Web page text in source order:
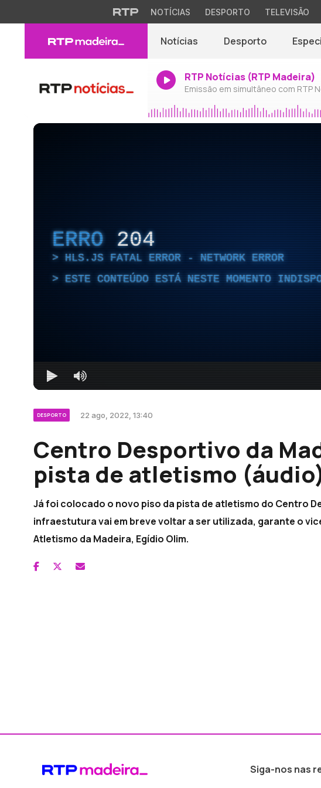
NOTÍCIAS DESPORTO TELEVISÃO
Notícias Desporto
RTP Notícias (RTP Madeira)
Emissão em simultâneo com RTP
ERRO 204
HLS.JS FATAL ERROR - NETWORK ERROR
ESTE CONTEÚDO ESTÁ NESTE MOMENTO
DESPORTO 22 ago, 2022, 13:40
Centro Desportivo da
pista de atletismo
Já foi colocado o novo piso da pista de atletismo do Centro
infraestutura vai em breve voltar a ser utilizada, garante o
Atletismo da Madeira, Egídio Olim.
Siga-nos nas